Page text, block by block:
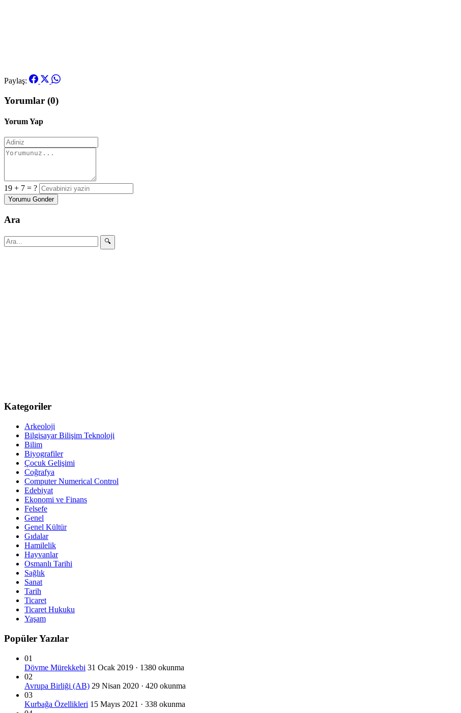
Paylaş:
Yorumlar (0)
Yorum Yap
19 + 7 = ?
Yorumu Gonder
Ara
🔍
Kategoriler
Arkeoloji
Bilgisayar Bilişim Teknoloji
Bilim
Biyografiler
Çocuk Gelişimi
Coğrafya
Computer Numerical Control
Edebiyat
Ekonomi ve Finans
Felsefe
Genel
Genel Kültür
Gıdalar
Hamilelik
Hayvanlar
Osmanlı Tarihi
Sağlık
Sanat
Tarih
Ticaret
Ticaret Hukuku
Yaşam
Popüler Yazılar
01
Dövme Mürekkebi 31 Ocak 2019 · 1380 okunma
02
Avrupa Birliği (AB) 29 Nisan 2020 · 420 okunma
03
Kurbağa Özellikleri 15 Mayıs 2021 · 338 okunma